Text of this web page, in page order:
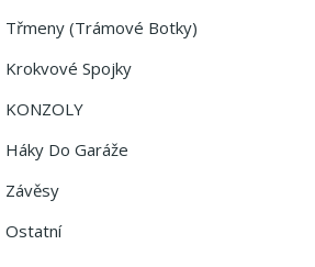
Třmeny (trámové Botky)
Krokvové Spojky
KONZOLY
Háky Do Garáže
Závěsy
Ostatní